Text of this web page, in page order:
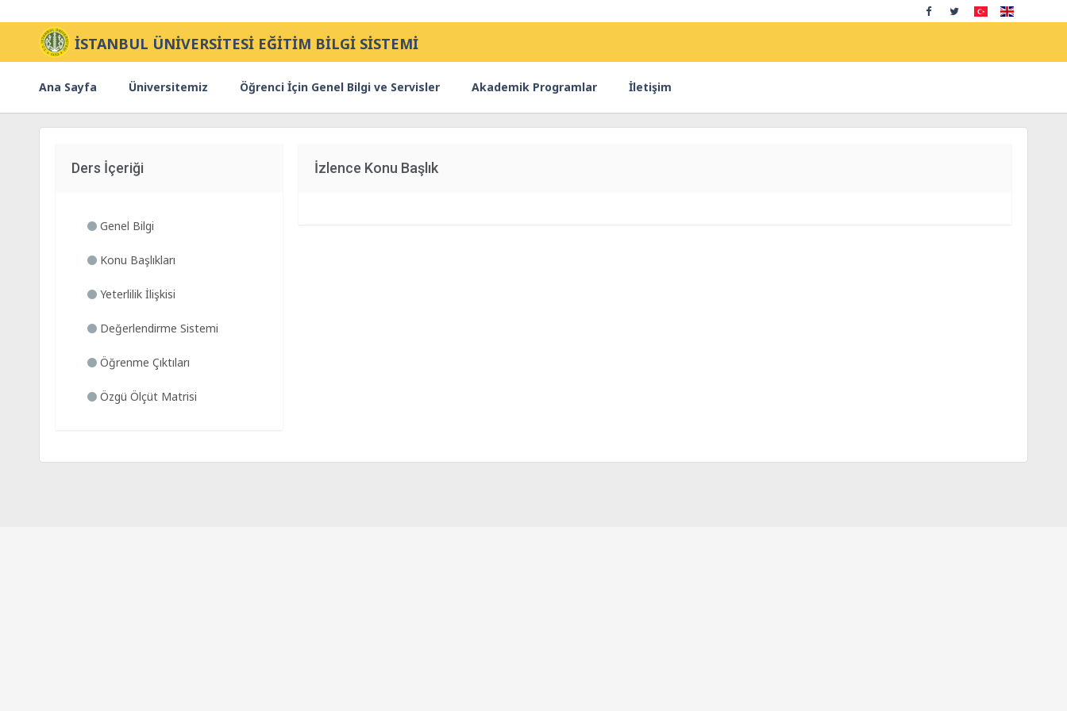
İSTANBUL ÜNİVERSİTESİ EĞİTİM BİLGİ SİSTEMİ
Ana Sayfa Üniversitemiz Öğrenci İçin Genel Bilgi ve Servisler Akademik Programlar İletişim
Ders İçeriği
Genel Bilgi
Konu Başlıkları
Yeterlilik İlişkisi
Değerlendirme Sistemi
Öğrenme Çıktıları
Özgü Ölçüt Matrisi
İzlence Konu Başlık